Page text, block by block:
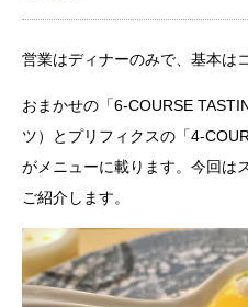
営業はディナーのみで、基本は
おまかせの「6-COURSE
ツ）とプリフィクスの「4-
がメニューに載ります。今回は
ご紹介します。